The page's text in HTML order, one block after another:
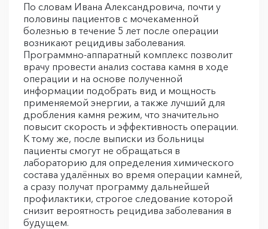
По словам Ивана Александровича, почти у
половины пациентов с мочекаменной
болезнью в течение 5 лет после операции
возникают рецидивы заболевания.
Программно-аппаратный комплекс позволит
врачу провести анализ состава камня в ходе
операции и на основе полученной
информации подобрать вид и мощность
применяемой энергии, а также лучший для
дробления камня режим, что значительно
повысит скорость и эффективность операции.
К тому же, после выписки из больницы
пациенты смогут не обращаться в
лабораторию для определения химического
состава удалённых во время операции камней,
а сразу получат программу дальнейшей
профилактики, строгое следование которой
снизит вероятность рецидива заболевания в
будущем.